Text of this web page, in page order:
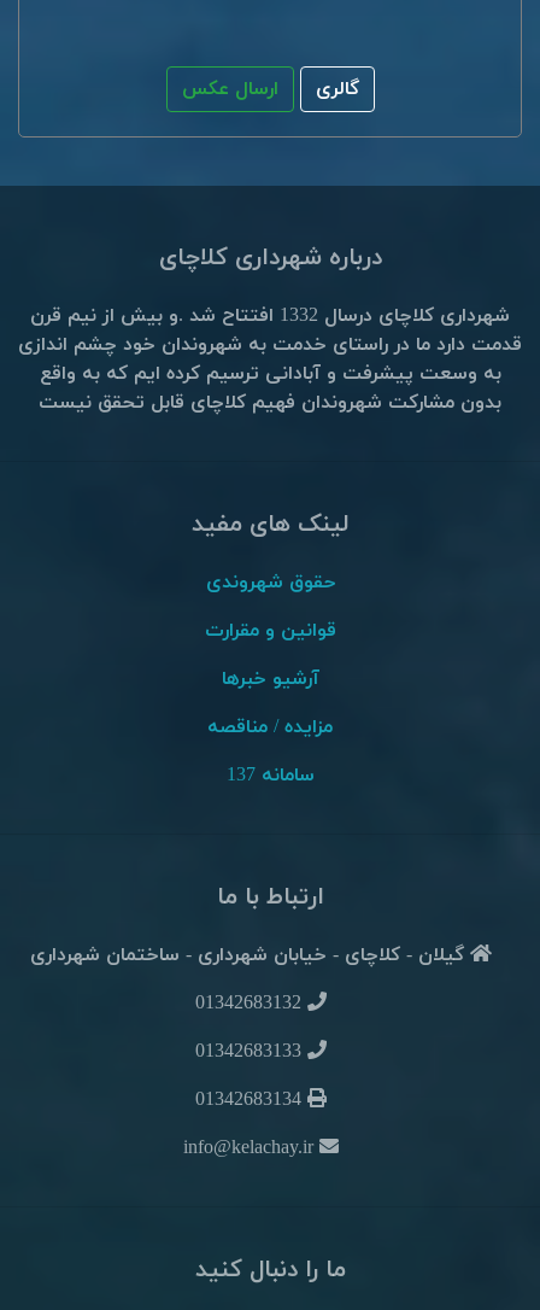
گالری ارسال عکس
درباره شهرداری کلاچای
شهرداری کلاچای درسال 1332 افتتاح شد .و بیش از نیم قرن
قدمت دارد ما در راستای خدمت به شهروندان خود چشم اندازی
به وسعت پیشرفت و آبادانی ترسیم کرده ایم که به واقع
بدون مشارکت شهروندان فهیم کلاچای قابل تحقق نیست
لینک های مفید
حقوق شهروندی
قوانین و مقرارت
آرشیو خبرها
مزایده / مناقصه
سامانه 137
ارتباط با ما
گیلان - کلاچای - خیابان شهرداری - ساختمان شهرداری
01342683133
01342683134
info@kelachay.ir
ما را دنبال کنید